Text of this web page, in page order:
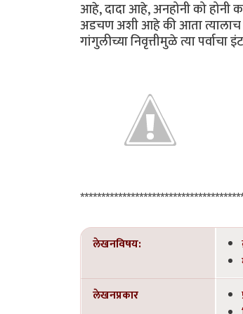
आहे, दादा आहे, अनहोनी को होनी
अडचण अशी आहे की आता त्यालाच
गांगुलीच्या निवृत्तीमुळे त्या
लेखनविषय:
लेखनप्रकार